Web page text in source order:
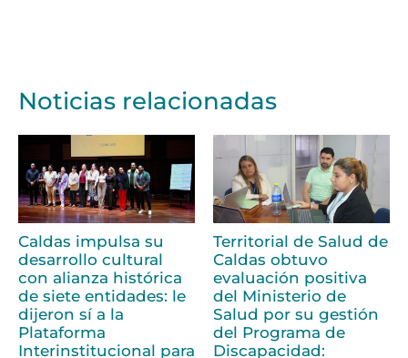
Noticias relacionadas
Caldas impulsa su
desarrollo cultural
con alianza histórica
de siete entidades: le
dijeron sí a la
Plataforma
Interinstitucional para
Territorial de Salud de
Caldas obtuvo
evaluación positiva
del Ministerio de
Salud por su gestión
del Programa de
Discapacidad: